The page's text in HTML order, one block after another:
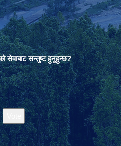
सेवाबाट सन्तुष्ट हुनुहुन्छ?